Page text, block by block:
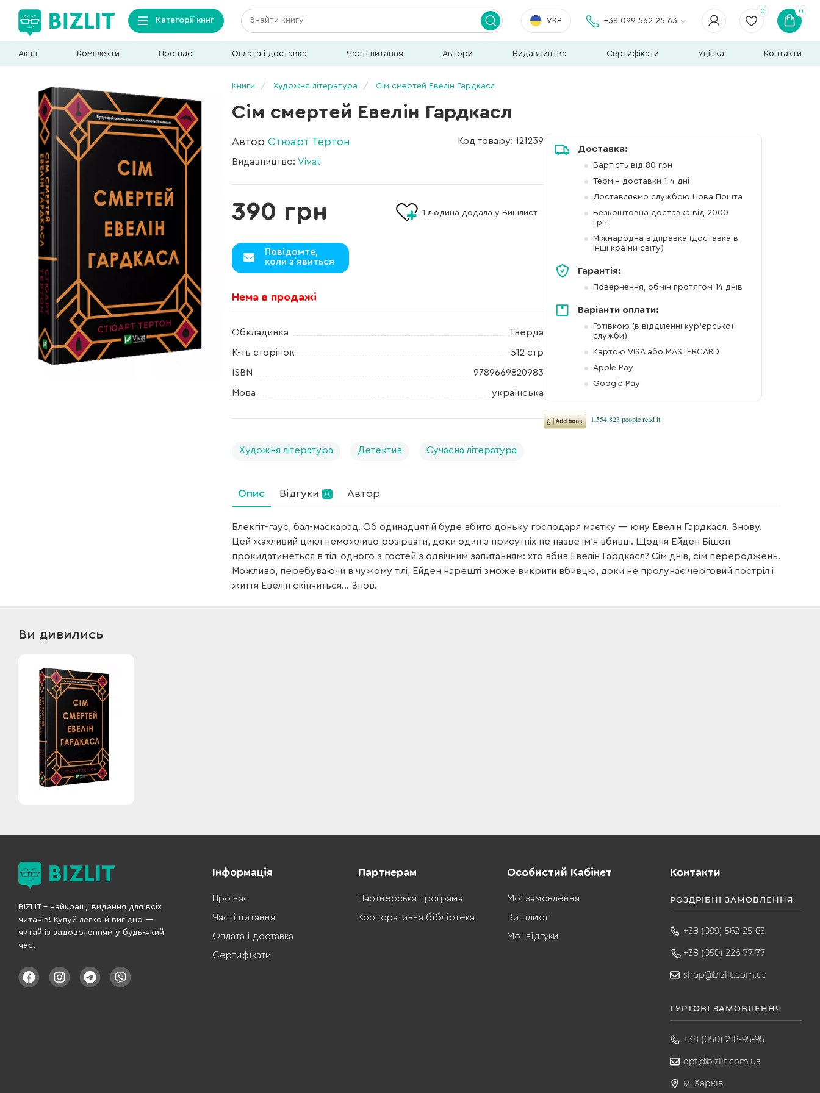
Категорії книг УКР +38 099 562 25 63
0 0
Акції Комплекти Про нас Оплата і доставка Часті питання Автори Видавництва Сертифікати Уцінка Контакти
Книги Художня література Сім смертей Евелін Гардкасл
Сім смертей Евелін Гардкасл
Автор Стюарт Тертон
Видавництво: Vivat
Код товару: 121239
390 грн
Повідомте,
коли з`явиться
1 людина додала у Вишлист
Нема в продажі
Обкладинка Тверда
К-ть сторінок 512 стр
ISBN 9789669820983
Мова українська
Художня література Детектив Сучасна література
Доставка:
Вартість від 80 грн
Термін доставки 1-4 дні
Доставляємо службою Нова Пошта
Безкоштовна доставка від 2000
грн
Міжнародна відправка (доставка в
інші країни світу)
Гарантія:
Повернення, обмін протягом 14 днів
Варіанти оплати:
Готівкою (в відділенні кур'єрської
служби)
Картою VISA або MASTERCARD
Apple Pay
Google Pay
Опис Відгуки 0 Автор
Блекгіт-гаус, бал-маскарад. Об одинадцятій буде вбито доньку господаря маєтку — юну Евелін Гардкасл. Знову.
Цей жахливий цикл неможливо розірвати, доки один з присутніх не назве ім’я вбивці. Щодня Ейден Бішоп
прокидатиметься в тілі одного з гостей з одвічним запитанням: хто вбив Евелін Гардкасл? Сім днів, сім перероджень.
Можливо, перебуваючи в чужому тілі, Ейден нарешті зможе викрити вбивцю, доки не пролунає черговий постріл і
життя Евелін скінчиться… Знов.
Ви дивились
BIZLIT – найкращі видання для всіх
читачів! Купуй легко й вигідно —
читай із задоволенням у будь-який
час!
Інформація
Про нас
Часті питання
Оплата і доставка
Сертифікати
Партнерам
Партнерська програма
Корпоративна бібліотека
Особистий Кабінет
Мої замовлення
Вишлист
Мої відгуки
Контакти
РОЗДРІБНІ ЗАМОВЛЕННЯ
+38 (099) 562-25-63
+38 (050) 226-77-77
shop@bizlit.com.ua
ГУРТОВІ ЗАМОВЛЕННЯ
+38 (050) 218-95-95
opt@bizlit.com.ua
м. Харків